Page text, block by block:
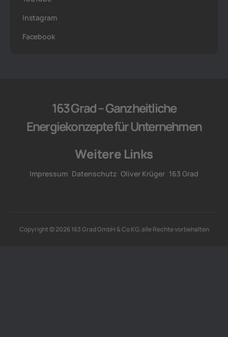
Instagram
Facebook
163 Grad – Ganzheitliche
Energiekonzepte für Unternehmen
Weitere Links
Impressum Datenschutz Oliver Krüger 163 Grad
Copyright © 2026 163 Grad GmbH & Co KG, alle Rechte vorbehalten